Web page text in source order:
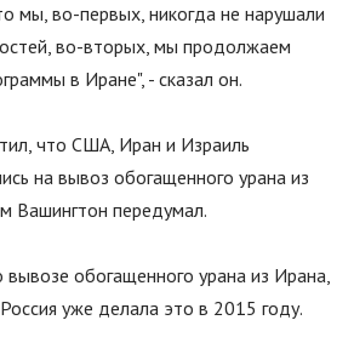
мы, во-первых, никогда не нарушали
во-вторых, мы продолжаем
в Иране", - сказал он.
что США, Иран и Израиль
на вывоз обогащенного урана из
Вашингтон передумал.
обогащенного урана из Ирана,
уже делала это в 2015 году.